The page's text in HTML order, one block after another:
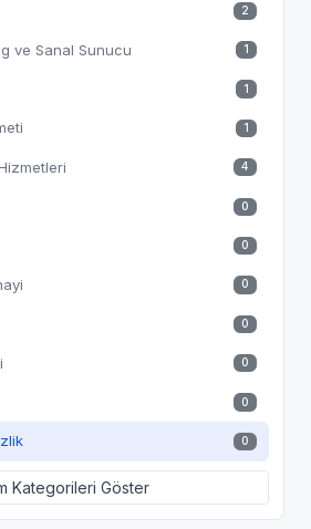
2
ve Sanal Sunucu 1
1
1
4
0
0
0
0
0
0
0
Kategorileri Göster